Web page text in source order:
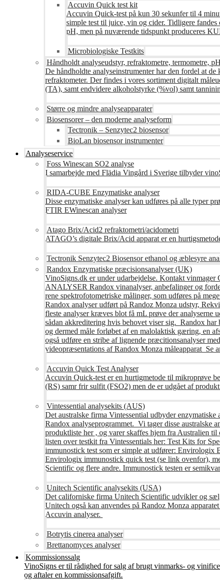
Accuvin Quick test kit
Accuvin Quick-test på kun 30 sekunfer til 4
simple test til juice, vin og cider. Tidligere
pH, men på nuværende tidspunkt produceres
Microbiologiske Testkits
Håndholdt analyseudstyr, refraktometre, termometre,
De håndholdte analyseinstrumenter har den fordel at
refraktometer. Der findes i vores sortiment digitalt
(TA), samt endvidere alkoholstyrke (%vol) samt
Større og mindre analyseapparater
Biosensorer – den moderne analyseform
Tectronik – Senzytec2 biosensor
BioLan biosensor instrumenter
Analyseservice
Foss Winescan SO2 analyse
I samarbejde med Flädia Vingård i Sverige tilbyder
RIDA-CUBE Enzymatiske analyser
Disse enzymatiske analyser kan udføres på alle typer
FTIR EWinescan analyser
Atago Brix/Acid2 refraktometri/acidometri
ATAGO’s digitale Brix/Acid apparat er en
Tectronik Senzytec2 Biosensor ethanol og æblesyre
Randox Enzymatiske præcisionsanalyser (UK)
VinoSigns.dk er under udarbejdelse. Kontakt
ANALYSER Randox vinanalyser, anbefalinger og
rene spektrofotometriske målinger, som udføres på
Randox analyser udført på Randoz Monza udstyr,
fleste analyser kræves blot få mL prøve der analyserne
sådan akkreditering hvis behovet viser sig. Randox
og dermed måle forløbet af en malolaktisk gæring, en
også udføre en stribe af lignende præcitionsanalyser
videopræsentations af Randox Monza måleapparat
Accuvin Quick Test Analyser
Accuvin Quick-test er en hurtigmetode til mikroprøve
(RS) samr frir sulfit (FSO2) men de er udgået af
Vintessential analysekits (AUS)
Det australske firma Vintessential udbyder
Randox analyseprogrammet. Vi tager disse australske
produktliste her , og varer skaffes hjem fra Australien
listen over testkit fra Vintessentials her: Test Kits for
immunostick test som er simple at udfører: Envirologix
Envirologix immunostick quick test (se link ovenfor),
Scientific og flere andre. Immunostick testen er
Unitech Scientific analysekits (USA)
Det californiske firma Unitech Scientific udvikler og
Unitech også kan anvendes på Randoz Monza
Accuvin analyser.
Botrytis cinerea analyser
Brettanomyces analyser
Kommissionssalg
VinoSigns er til rådighed for salg af brugt vinmarks- og
og aftaler en kommissionsafgift.